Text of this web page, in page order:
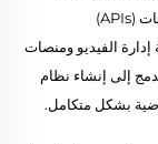
الطائرات المسيرة الحديثة. وتتيح واجهات برمجة التطبيقات (APIs)
إدارة الفيديو ومنصات
إلى إنشاء نظام
بشكل متكامل.